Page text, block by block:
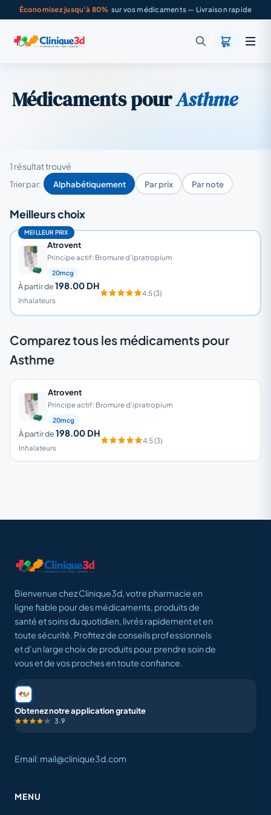
Économisez jusqu'à 80% sur vos médicaments — Livraison rapide
Médicaments pourAsthme
1 résultat trouvé
Trier par: Alphabétiquement Par prix Par note
Meilleurs choix
MEILLEUR PRIX
Atrovent
Principe actif: Bromure d’ipratropium
20mcg
À partir de198.00 DH
Inhalateurs
4.5 (3)
Comparez tous les médicaments pour
Asthme
Atrovent
Principe actif: Bromure d’ipratropium
20mcg
À partir de198.00 DH
Inhalateurs
4.5 (3)
Bienvenue chez Clinique3d, votre pharmacie en
ligne fiable pour des médicaments, produits de
santé et soins du quotidien, livrés rapidement et en
toute sécurité. Profitez de conseils professionnels
et d’un large choix de produits pour prendre soin de
vous et de vos proches en toute confiance.
Obtenez notre application gratuite
3.9
Email: mail@clinique3d.com
MENU